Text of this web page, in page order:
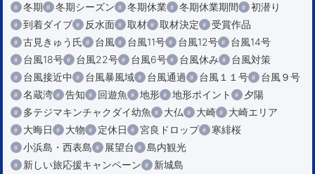
冬期
冬期シーズン 冬期休業 冬期休業期間
初潜り
到着ダイブ
反水面 取材 取材決定
受賞作品
古見きゅう氏
台風 台風11号 台風12号
台風14号
台風18号
台風22号 台風6号 台風休み
台風対策
台風接近中
台風暴風域 台風通過 台風１１号
台風９号
名蔵湾
告知 回遊魚 地形 地形ポイント
夕陽
多テジマキンチャクダイ幼魚
大仏 大崎
大崎エリア
大晦日
大物 定休日 宮良ドロップ
寒緋桜
小浜島・西表島
展望台
島内観光
新しい旅応援キャンペーン
新城島